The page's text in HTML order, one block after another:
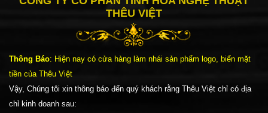
THÊU VIỆT
Thông Báo: Hiện nay có cửa hàng làm nhái sản phẩm logo, biển mặt
tiền của Thêu Việt
Vậy, Chúng tôi xin thông báo đến quý khách rằng Thêu Việt chỉ có địa
chỉ kinh doanh sau: